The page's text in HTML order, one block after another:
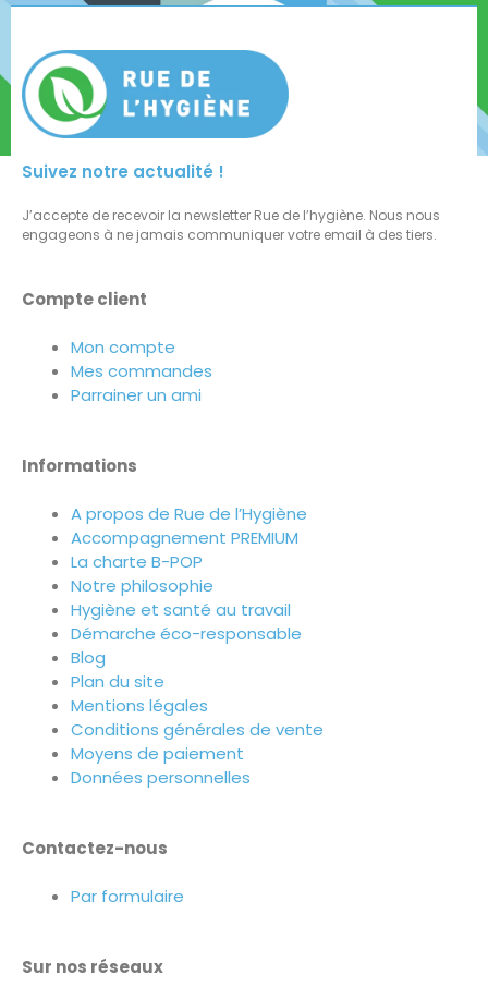
Suivez notre actualité !
J’accepte de recevoir la newsletter Rue de l’hygiène. Nous nous
engageons à ne jamais communiquer votre email à des tiers.
Compte client
Mon compte
Mes commandes
Parrainer un ami
Informations
A propos de Rue de l’Hygiène
Accompagnement PREMIUM
La charte B-POP
Notre philosophie
Hygiène et santé au travail
Démarche éco-responsable
Blog
Plan du site
Mentions légales
Conditions générales de vente
Moyens de paiement
Données personnelles
Contactez-nous
Par formulaire
Sur nos réseaux